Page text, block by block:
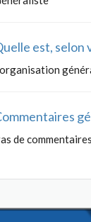
est, selon
de commentaires